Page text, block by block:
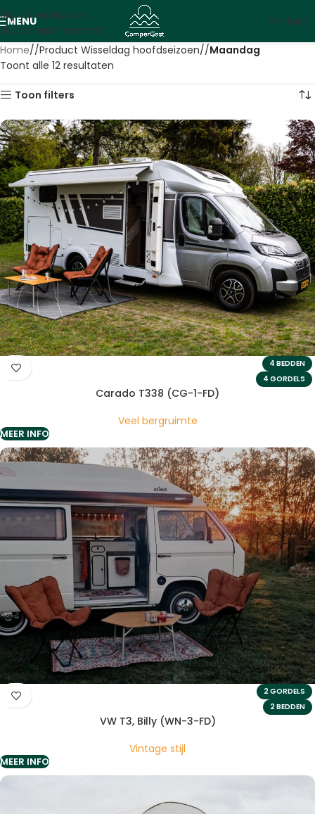
Skip to navigation
Skip to main content
MENU Contact
Home/ Product Wisseldag hoofdseizoen/ Maandag
Toont alle 12 resultaten
Toon filters
4 BEDDEN
4 GORDELS
Carado T338 (CG-1-FD)
Veel bergruimte
MEER INFO
2 GORDELS
2 BEDDEN
VW T3, Billy (WN-3-FD)
Vintage stijl
MEER INFO